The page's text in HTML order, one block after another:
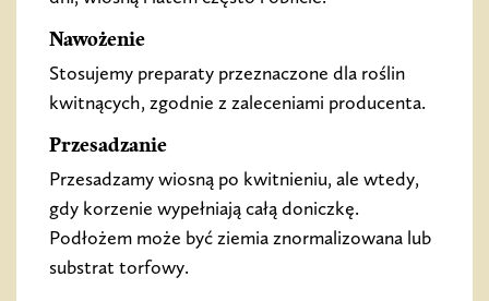
Nawożenie
Stosujemy preparaty przeznaczone dla roślin
kwitnących, zgodnie z zaleceniami producenta.
Przesadzanie
Przesadzamy wiosną po kwitnieniu, ale wtedy,
gdy korzenie wypełniają całą doniczkę.
Podłożem może być ziemia znormalizowana lub
substrat torfowy.